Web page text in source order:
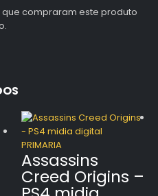
compraram este produto
Assassins
Creed Origins –